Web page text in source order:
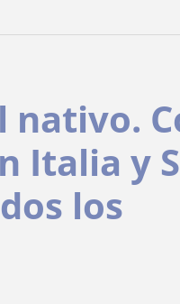
nativo.
Italia y
los